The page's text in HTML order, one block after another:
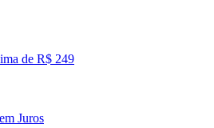
de R$ 249
Juros